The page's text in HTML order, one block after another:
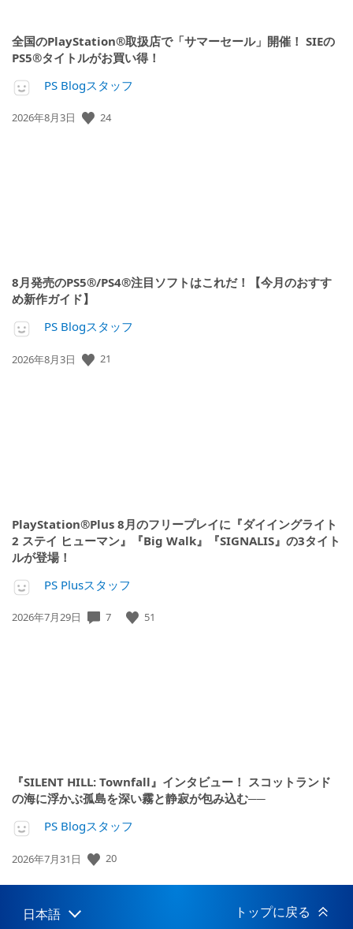
全国のPlayStation®取扱店で「サマーセール」開催！ SIEの
PS5®タイトルがお買い得！
PS Blogスタッフ
公
2026年8月3日 24
8月発売のPS5®/PS4®注目ソフトはこれだ！【今月のおすす
め新作ガイド】
PS Blogスタッフ
公
2026年8月3日 21
PlayStation®Plus 8月のフリープレイに『ダイイングライト
2 ステイ ヒューマン』『Big Walk』『SIGNALIS』の3タイト
ルが登場！
PS Plusスタッフ
公
2026年7月29日 7 51
『SILENT HILL: Townfall』インタビュー！ スコットランド
の海に浮かぶ孤島を深い霧と静寂が包み込む──
PS Blogスタッフ
公
日:
2026年7月31日 20
Select
Current
日本語 トップに戻る